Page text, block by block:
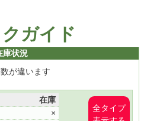
ガイド
庫状況
が違います
全タイプ
在庫
×